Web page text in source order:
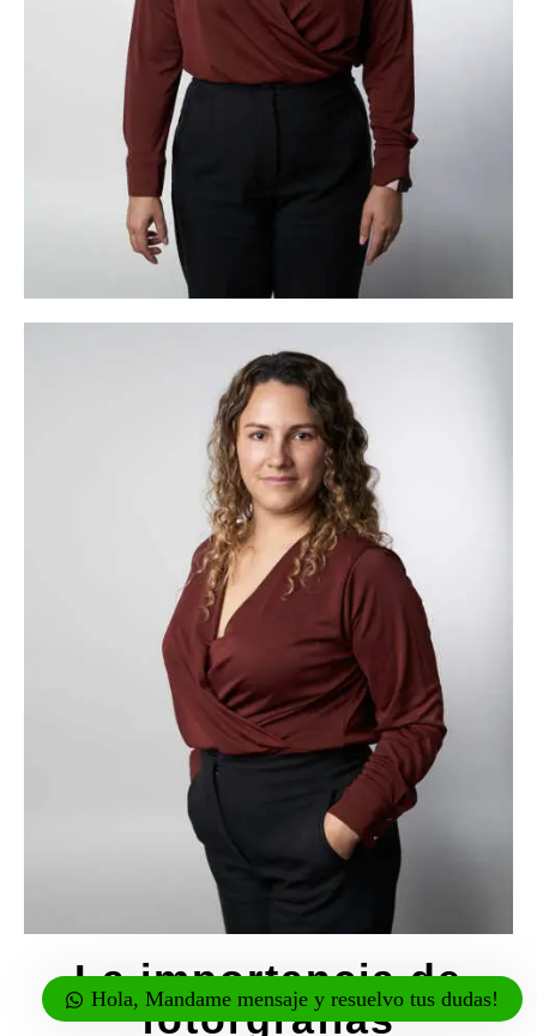
La importancia de
fotorgrafías
Hola, Mandame mensaje y resuelvo tus dudas!